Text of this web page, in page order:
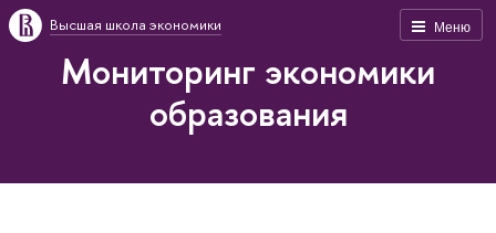
Меню
Высшая школа экономики
Мониторинг экономики
образования